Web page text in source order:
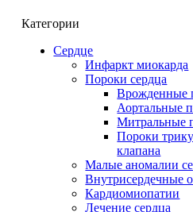
Категории
Сердце
Инфаркт миокарда
Пороки сердца
Врожденные
Аортальные
Митральные
Пороки
клапана
Малые аномалии
Внутрисердечные
Кардиомиопатии
Лечение сердца